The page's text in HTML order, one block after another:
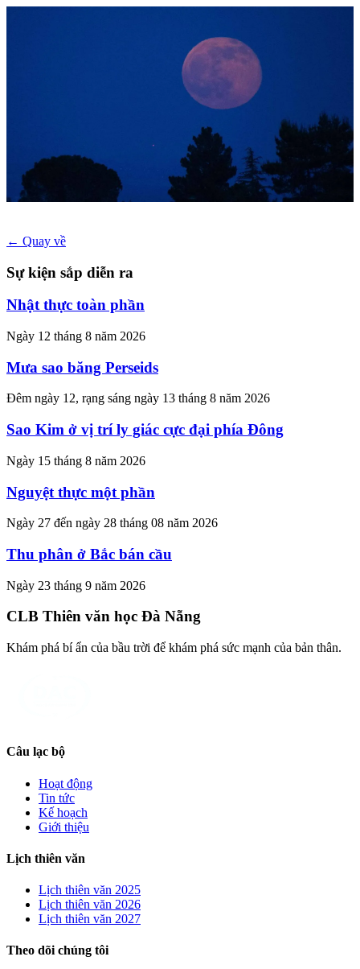
← Quay về
Sự kiện sắp diễn ra
Nhật thực toàn phần
Ngày 12 tháng 8 năm 2026
Mưa sao băng Perseids
Đêm ngày 12, rạng sáng ngày 13 tháng 8 năm 2026
Sao Kim ở vị trí ly giác cực đại phía Đông
Ngày 15 tháng 8 năm 2026
Nguyệt thực một phần
Ngày 27 đến ngày 28 tháng 08 năm 2026
Thu phân ở Bắc bán cầu
Ngày 23 tháng 9 năm 2026
CLB Thiên văn học Đà Nẵng
Khám phá bí ẩn của bầu trời để khám phá sức mạnh của bản thân.
Câu lạc bộ
Hoạt động
Tin tức
Kế hoạch
Giới thiệu
Lịch thiên văn
Lịch thiên văn 2025
Lịch thiên văn 2026
Lịch thiên văn 2027
Theo dõi chúng tôi